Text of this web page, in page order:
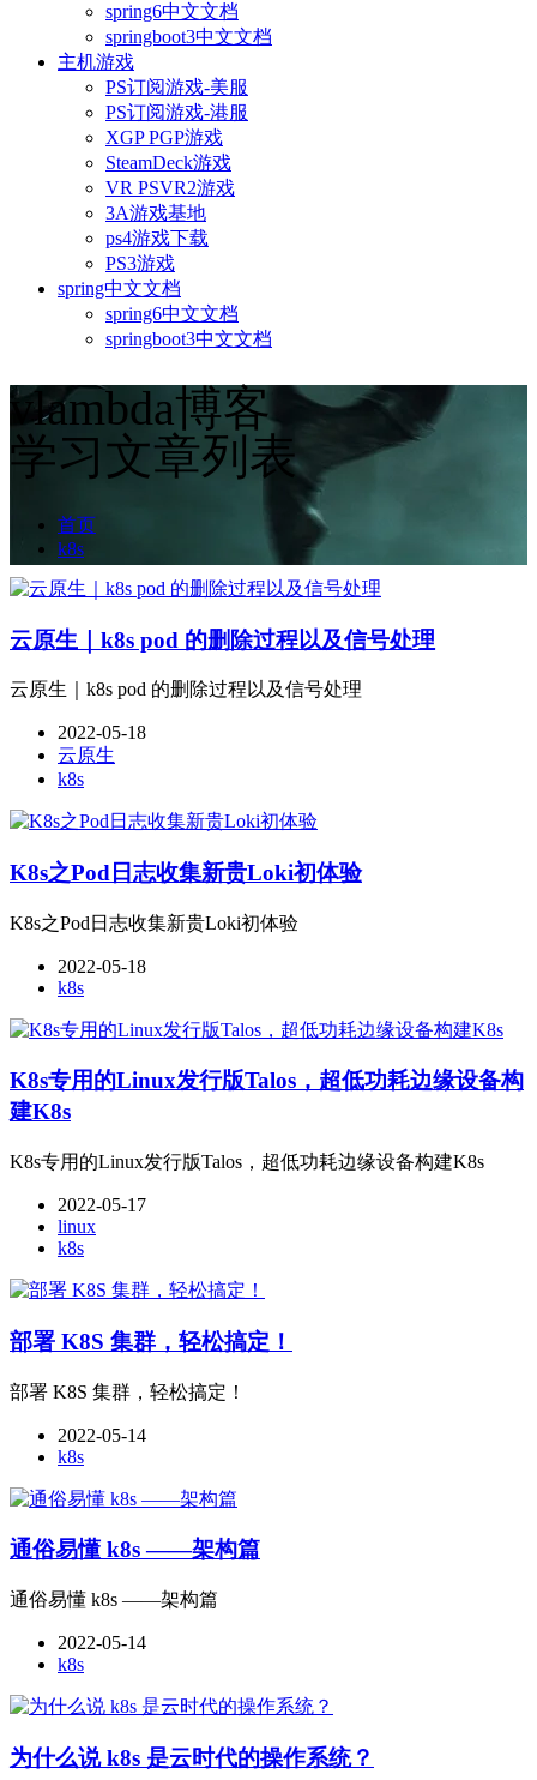
spring6中文文档
springboot3中文文档
主机游戏
PS订阅游戏-美服
PS订阅游戏-港服
XGP PGP游戏
SteamDeck游戏
VR PSVR2游戏
3A游戏基地
ps4游戏下载
PS3游戏
spring中文文档
spring6中文文档
springboot3中文文档
vlambda博客
学习文章列表
首页
k8s
云原生｜k8s pod 的删除过程以及信号处理
云原生｜k8s pod 的删除过程以及信号处理
2022-05-18
云原生
k8s
K8s之Pod日志收集新贵Loki初体验
K8s之Pod日志收集新贵Loki初体验
2022-05-18
k8s
K8s专用的Linux发行版Talos，超低功耗边缘设备构
建K8s
K8s专用的Linux发行版Talos，超低功耗边缘设备构建K8s
2022-05-17
linux
k8s
部署 K8S 集群，轻松搞定！
部署 K8S 集群，轻松搞定！
2022-05-14
k8s
通俗易懂 k8s ——架构篇
通俗易懂 k8s ——架构篇
2022-05-14
k8s
为什么说 k8s 是云时代的操作系统？